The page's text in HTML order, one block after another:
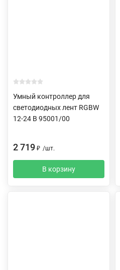
Умный контроллер для
светодиодных лент RGBW
12-24 В 95001/00
2 719 ₽ /шт.
В корзину